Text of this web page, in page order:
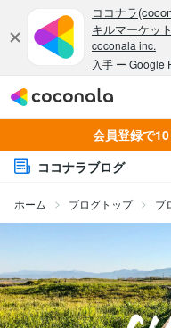
会員登録で
ココナラブログ
ホーム ブログトップ ブ